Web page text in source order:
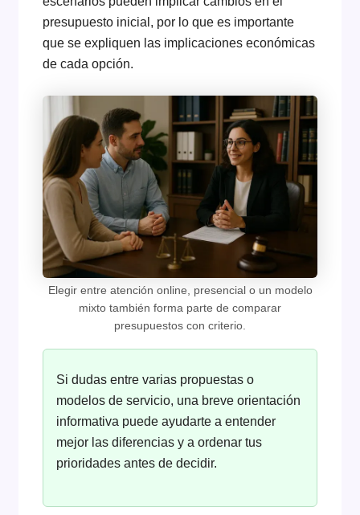
presupuesto inicial, por lo que es importante
que se expliquen las implicaciones económicas
de cada opción.
Elegir entre atención online, presencial o un modelo
mixto también forma parte de comparar
presupuestos con criterio.
Si dudas entre varias propuestas o
modelos de servicio, una breve orientación
informativa puede ayudarte a entender
mejor las diferencias y a ordenar tus
prioridades antes de decidir.